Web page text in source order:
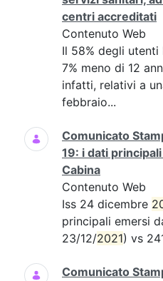
centri accreditati
Contenuto Web
Il 58% degli utenti
7% meno di 12
infatti, relativi a
febbraio...
Comunicato
19: i dati
Cabina
Contenuto Web
Iss 24 dicembre
principali emersi
23/12/2021) vs
Comunicato